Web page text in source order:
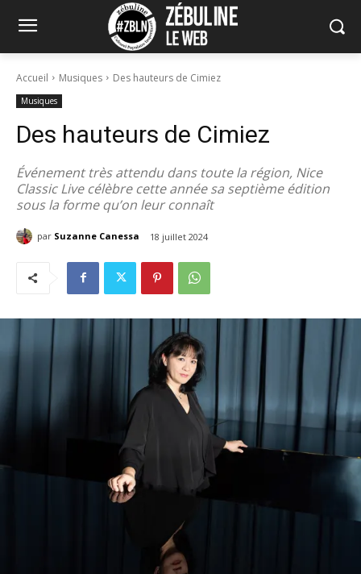
Accueil Musiques Des hauteurs de Cimiez
Musiques
Des hauteurs de Cimiez
Événement très attendu dans toute la région, Nice
Classic Live célèbre cette année sa septième édition
sous la forme qu’on leur connaît
par Suzanne Canessa 18 juillet 2024